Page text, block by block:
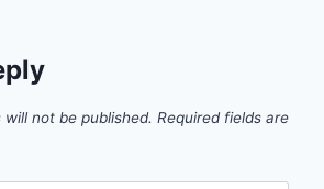
will not be published. Required fields are